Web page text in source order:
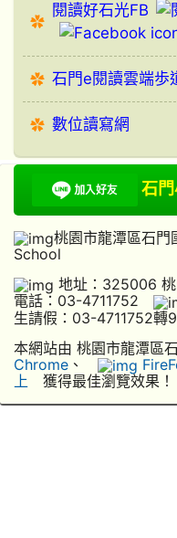
閱讀好石光FB
石門e閱讀雲端歩
數位讀寫網
石
桃園市龍潭區石
School
地址：325006
電話：03-4711752
生請假：03-4711752轉9
本網站由 桃園市龍潭區
Chrome 、
上 獲得最佳瀏覽效果！